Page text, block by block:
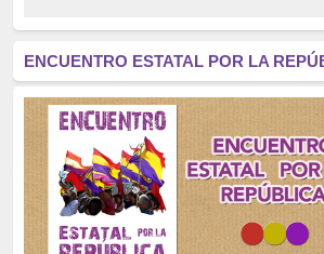
América Latina
(305)
Exhumación
(304)
Golpe de Estado
(304)
Brigadas Internacionales
(303)
pensamiento
(294)
ENCUENTRO ESTATAL POR LA